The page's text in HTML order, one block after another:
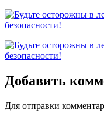
Добавить
Для отправки